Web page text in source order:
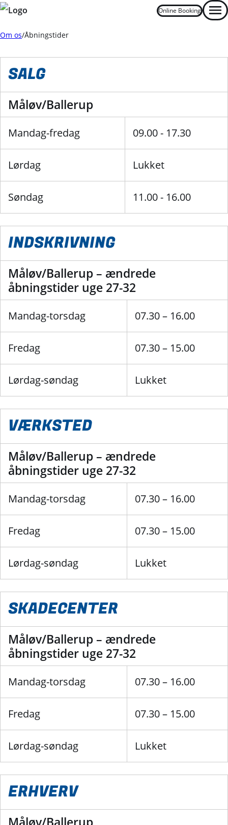
Online Booking
Om os Åbningstider
Oops... Failed to load content...
SALG
Måløv/Ballerup
Mandag-fredag 09.00 - 17.30
Lørdag Lukket
Søndag 11.00 - 16.00
INDSKRIVNING
Måløv/Ballerup – ændrede
åbningstider uge 27-32
Mandag-torsdag 07.30 – 16.00
Fredag 07.30 – 15.00
Lørdag-søndag Lukket
VÆRKSTED
Måløv/Ballerup – ændrede
åbningstider uge 27-32
Mandag-torsdag 07.30 – 16.00
Fredag 07.30 – 15.00
Lørdag-søndag Lukket
SKADECENTER
Måløv/Ballerup – ændrede
åbningstider uge 27-32
Mandag-torsdag 07.30 – 16.00
Fredag 07.30 – 15.00
Lørdag-søndag Lukket
ERHVERV